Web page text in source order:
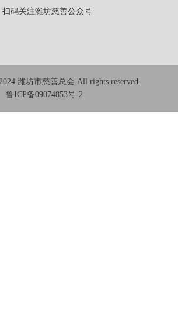
扫码关注潍坊慈善公众号
潍坊市慈善总会 All rights reserved.
鲁ICP备09074853号-2